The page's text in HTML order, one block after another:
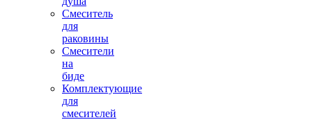
Смеситель
для
раковины
Смесители
на
биде
Комплектующие
для
смесителей